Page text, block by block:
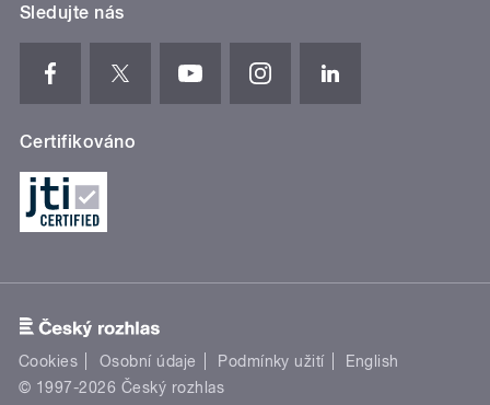
Sledujte nás
Certifikováno
Cookies Osobní údaje Podmínky užití
English
© 1997-2026 Český rozhlas